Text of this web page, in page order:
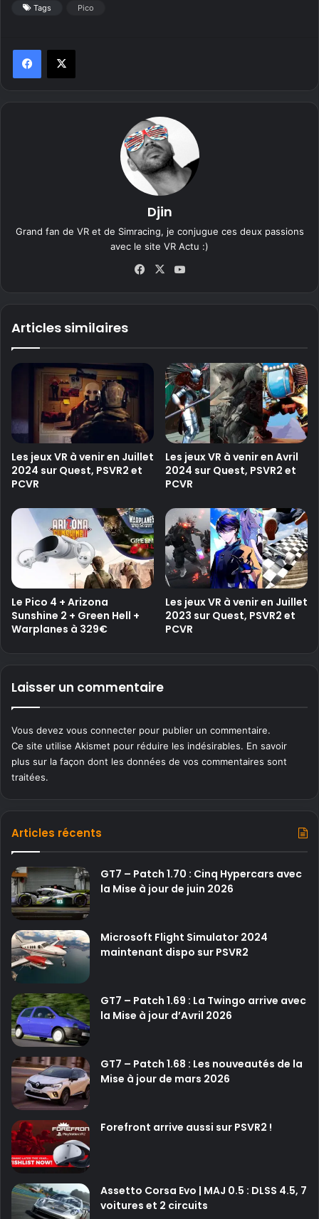
Tags Pico
Djin
Grand fan de VR et de Simracing, je conjugue ces deux passions
avec le site VR Actu :)
Fa
X
Articles similaires
Les jeux VR à venir en Juillet
2024 sur Quest, PSVR2 et
PCVR
Les jeux VR à venir en Avril
2024 sur Quest, PSVR2 et
PCVR
Le Pico 4 + Arizona
Sunshine 2 + Green Hell +
Warplanes à 329€
Les jeux VR à venir en Juillet
2023 sur Quest, PSVR2 et
PCVR
Laisser un commentaire
Vous devez vous connecter pour publier un commentaire.
Ce site utilise Akismet pour réduire les indésirables. En savoir
plus sur la façon dont les données de vos commentaires sont
traitées.
Articles récents
GT7 – Patch 1.70 : Cinq Hypercars avec
la Mise à jour de juin 2026
Microsoft Flight Simulator 2024
maintenant dispo sur PSVR2
GT7 – Patch 1.69 : La Twingo arrive avec
la Mise à jour d’Avril 2026
GT7 – Patch 1.68 : Les nouveautés de la
Mise à jour de mars 2026
Forefront arrive aussi sur PSVR2 !
Assetto Corsa Evo | MAJ 0.5 : DLSS 4.5, 7
voitures et 2 circuits